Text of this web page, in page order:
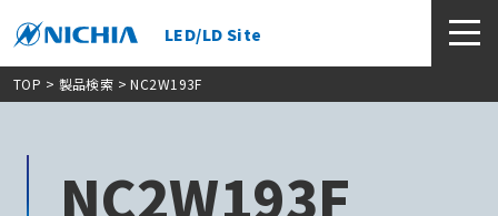
LED/LD Site
TOP > 製品検索 > NC2W193F
NC2W193F